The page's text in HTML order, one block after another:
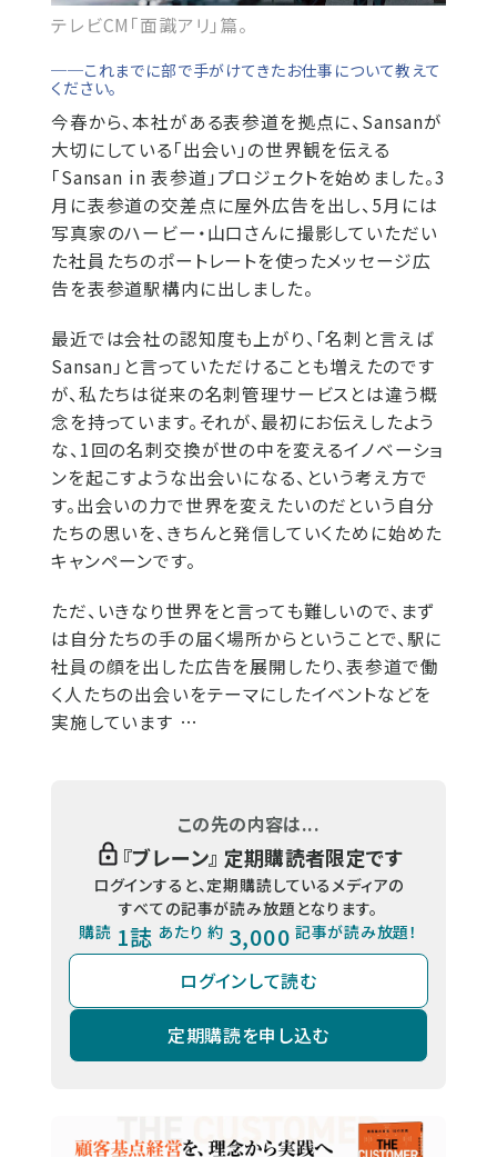
テレビCM「面識アリ」篇。
──これまでに部で手がけてきたお仕事について教えて
ください。
今春から、本社がある表参道を拠点に、Sansanが
大切にしている「出会い」の世界観を伝える
「Sansan in 表参道」プロジェクトを始めました。3
月に表参道の交差点に屋外広告を出し、5月には
写真家のハービー・山口さんに撮影していただい
た社員たちのポートレートを使ったメッセージ広
告を表参道駅構内に出しました。
最近では会社の認知度も上がり、「名刺と言えば
Sansan」と言っていただけることも増えたのです
が、私たちは従来の名刺管理サービスとは違う概
念を持っています。それが、最初にお伝えしたよう
な、1回の名刺交換が世の中を変えるイノベーショ
ンを起こすような出会いになる、という考え方で
す。出会いの力で世界を変えたいのだという自分
たちの思いを、きちんと発信していくために始めた
キャンペーンです。
ただ、いきなり世界をと言っても難しいので、まず
は自分たちの手の届く場所からということで、駅に
社員の顔を出した広告を展開したり、表参道で働
く人たちの出会いをテーマにしたイベントなどを
実施しています …
この先の内容は...
『ブレーン』 定期購読者限定です
ログインすると、定期購読しているメディアの
すべての記事が読み放題となります。
購読 1誌 あたり 約 3,000 記事が読み放題！
ログインして読む
定期購読を申し込む